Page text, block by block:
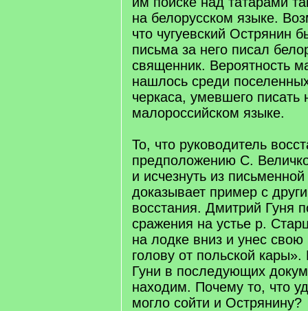
на белорусском языке.
что чугуевский Острянин
письма за него писал
священник. Вероятность
нашлось среди
черкаса, умевшего писать
малороссийском языке.
То, что руководитель
предположению С.
и исчезнуть из
доказывает пример с
восстания. Дмитрий Гуня
сражения на устье р.
на лодке вниз и унес
голову от польской
Гуни в последующих
находим. Почему то, что
могло сойти и Острянину?